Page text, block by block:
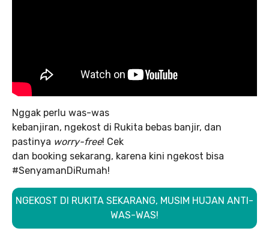
Nggak perlu was-was
kebanjiran, ngekost di Rukita bebas banjir, dan
pastinya worry-free! Cek
dan booking sekarang, karena kini ngekost bisa
#SenyamanDiRumah!
NGEKOST DI RUKITA SEKARANG, MUSIM HUJAN ANTI-
WAS-WAS!